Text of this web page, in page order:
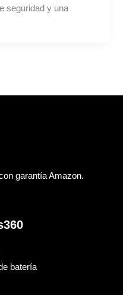
seguridad y una
garantía Amazon.
batería